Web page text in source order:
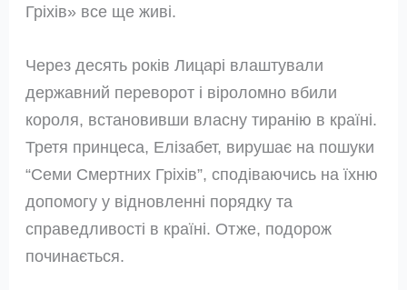
Гріхів» все ще живі.
Через десять років Лицарі влаштували
державний переворот і віроломно вбили
короля, встановивши власну тиранію в країні.
Третя принцеса, Елізабет, вирушає на пошуки
“Семи Смертних Гріхів”, сподіваючись на їхню
допомогу у відновленні порядку та
справедливості в країні. Отже, подорож
починається.